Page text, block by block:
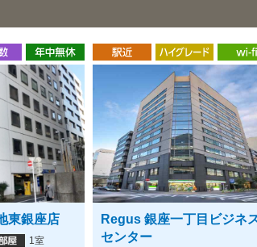
東銀座店
1室
Regus 銀座一丁目ビジネ
センター